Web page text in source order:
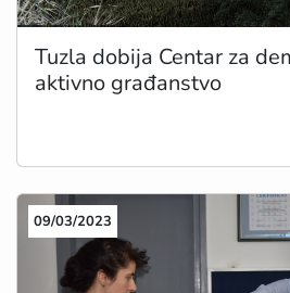
Tuzla dobija Centar za
aktivno građanstvo
09/03/2023